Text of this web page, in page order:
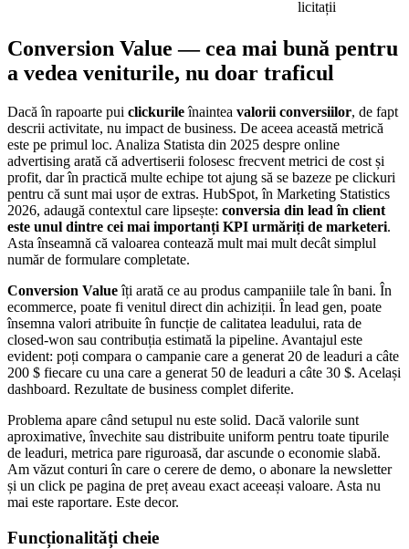
licitații
Conversion Value — cea mai bună pentru
a vedea veniturile, nu doar traficul
Dacă în rapoarte pui clickurileînaintea valorii conversiilor, de fapt
descrii activitate, nu impact de business. De aceea această metrică
este pe primul loc. Analiza Statista din 2025 despre online
advertising arată că advertiserii folosesc frecvent metrici de cost și
profit, dar în practică multe echipe tot ajung să se bazeze pe clickuri
pentru că sunt mai ușor de extras. HubSpot, în Marketing Statistics
2026, adaugă contextul care lipsește: conversia din lead în client
este unul dintre cei mai importanți KPI urmăriți de marketeri.
Asta înseamnă că valoarea contează mult mai mult decât simplul
număr de formulare completate.
Conversion Valueîți arată ce au produs campaniile tale în bani. În
ecommerce, poate fi venitul direct din achiziții. În lead gen, poate
însemna valori atribuite în funcție de calitatea leadului, rata de
closed-won sau contribuția estimată la pipeline. Avantajul este
evident: poți compara o campanie care a generat 20 de leaduri a câte
200 $ fiecare cu una care a generat 50 de leaduri a câte 30 $. Același
dashboard. Rezultate de business complet diferite.
Problema apare când setupul nu este solid. Dacă valorile sunt
aproximative, învechite sau distribuite uniform pentru toate tipurile
de leaduri, metrica pare riguroasă, dar ascunde o economie slabă.
Am văzut conturi în care o cerere de demo, o abonare la newsletter
și un click pe pagina de preț aveau exact aceeași valoare. Asta nu
mai este raportare. Este decor.
Funcționalități cheie